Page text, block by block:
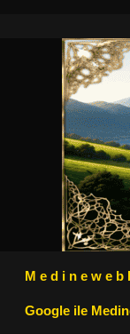
M e d i n e w e
Google ile